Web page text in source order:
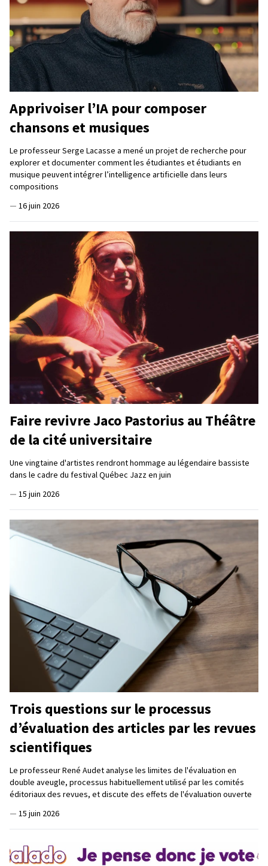
Apprivoiser l’IA pour composer
chansons et musiques
Le professeur Serge Lacasse a mené un projet de recherche pour
explorer et documenter comment les étudiantes et étudiants en
musique peuvent intégrer l’intelligence artificielle dans leurs
compositions
— 16 juin 2026
Faire revivre Jaco Pastorius au Théâtre
de la cité universitaire
Une vingtaine d'artistes rendront hommage au légendaire bassiste
dans le cadre du festival Québec Jazz en juin
— 15 juin 2026
Trois questions sur le processus
d’évaluation des articles par les revues
scientifiques
Le professeur René Audet analyse les limites de l'évaluation en
double aveugle, processus habituellement utilisé par les comités
éditoriaux des revues, et discute des effets de l'évaluation ouverte
— 15 juin 2026